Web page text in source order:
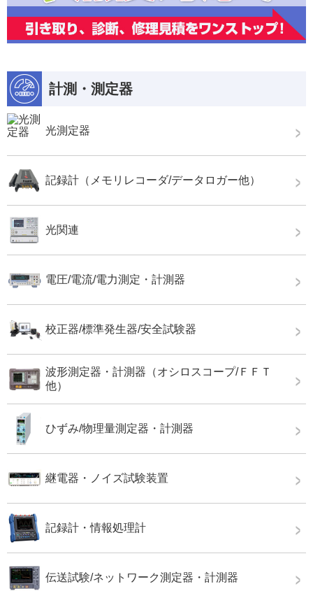
計測・測定器
光測定器
記録計（メモリレコーダ/データロガー他）
光関連
電圧/電流/電力測定・計測器
校正器/標準発生器/安全試験器
波形測定器・計測器（オシロスコープ/ＦＦＴ
他）
ひずみ/物理量測定器・計測器
継電器・ノイズ試験装置
記録計・情報処理計
伝送試験/ネットワーク測定器・計測器